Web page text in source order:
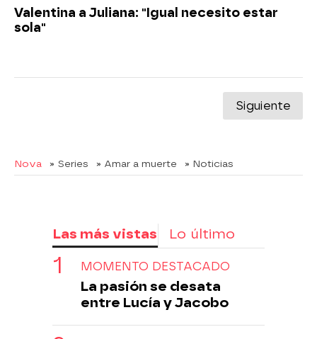
Valentina a Juliana: "Igual necesito estar
sola"
Siguiente
Nova » Series » Amar a muerte » Noticias
Las más vistas Lo último
MOMENTO DESTACADO
La pasión se desata
entre Lucía y Jacobo